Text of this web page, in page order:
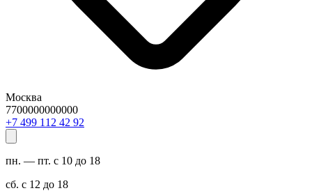
Москва
7700000000000
29 24 211 994 7+
пн. — пт. с 10 до 18
сб. с 12 до 18